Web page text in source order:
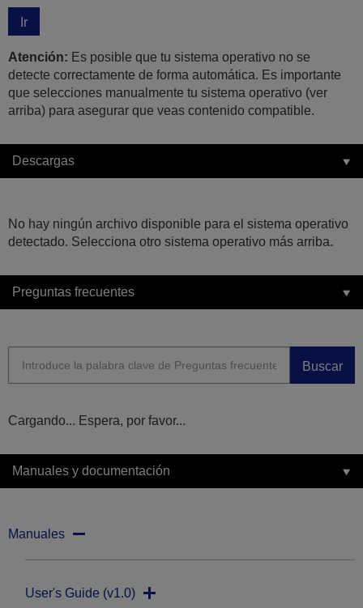
Ir
Atención: Es posible que tu sistema operativo no se
detecte correctamente de forma automática. Es importante
que selecciones manualmente tu sistema operativo (ver
arriba) para asegurar que veas contenido compatible.
Descargas
No hay ningún archivo disponible para el sistema operativo
detectado. Selecciona otro sistema operativo más arriba.
Preguntas frecuentes
Buscar
Cargando... Espera, por favor...
Manuales y documentación
Manuales
User's Guide (v1.0)